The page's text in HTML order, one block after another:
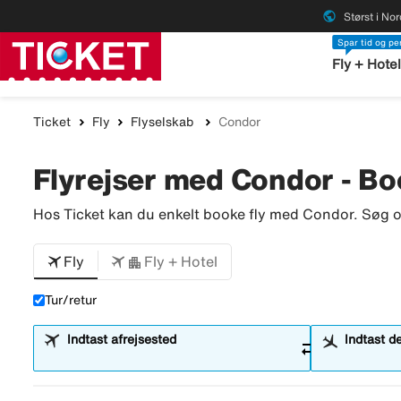
public Størst i
Spar tid og
Fly + Hotel
Ticket Fly Flyselskab Condor
Flyrejser med Condor -
Hos Ticket kan du enkelt booke fly med Condor. Søg
Fly Fly + Hotel
Tur/retur
Indtast afrejsested sync_alt Indtast